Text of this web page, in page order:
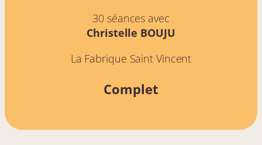
30 séances avec
Christelle BOUJU
La Fabrique Saint Vincent
Complet